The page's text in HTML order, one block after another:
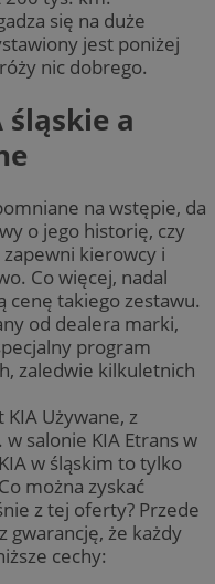
się na duże
jest poniżej
nic dobrego.
śląskie a
na wstępie, da
o jego historię, czy
kierowcy i
Co więcej, nadal
cenę takiego zestawu.
od dealera marki,
program
zaledwie kilkuletnich
Używane, z
salonie KIA Etrans w
w śląskim to tylko
można zyskać
z tej oferty? Przede
gwarancję, że każdy
cechy: